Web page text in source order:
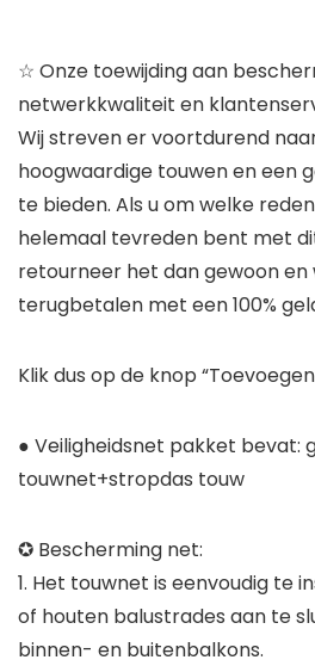
☆ Onze toewijding aan
netwerkkwaliteit en
Wij streven er voortdurend
hoogwaardige touwen en een
te bieden. Als u om welke
helemaal tevreden bent met
retourneer het dan gewoon en
terugbetalen met een 100%
Klik dus op de knop
● Veiligheidsnet pakket bevat:
touwnet+stropdas touw
✪ Bescherming net:
1. Het touwnet is eenvoudig te
of houten balustrades aan te
binnen- en buitenbalkons.